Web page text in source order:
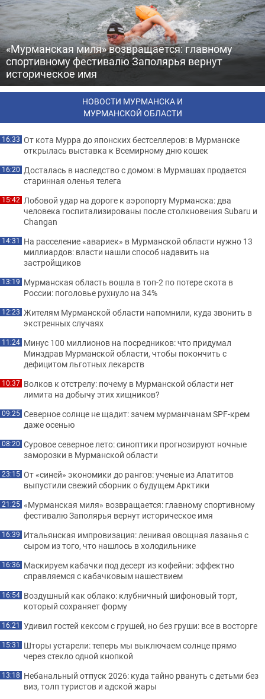
«Мурманская миля» возвращается: главному
спортивному фестивалю Заполярья вернут
историческое имя
НОВОСТИ МУРМАНСКА И
МУРМАНСКОЙ ОБЛАСТИ
16:33 От кота Мурра до японских бестселлеров: в Мурманске
открылась выставка к Всемирному дню кошек
16:20 Досталась в наследство с домом: в Мурмашах продается
старинная оленья телега
15:42 Лобовой удар на дороге к аэропорту Мурманска: два
человека госпитализированы после столкновения Subaru и
Changan
14:31 На расселение «авариек» в Мурманской области нужно 13
миллиардов: власти нашли способ надавить на
застройщиков
13:19 Мурманская область вошла в топ-2 по потере скота в
России: поголовье рухнуло на 34%
12:23 Жителям Мурманской области напомнили, куда звонить в
экстренных случаях
11:24 Минус 100 миллионов на посредников: что придумал
Минздрав Мурманской области, чтобы покончить с
дефицитом льготных лекарств
10:37 Волков к отстрелу: почему в Мурманской области нет
лимита на добычу этих хищников?
09:25 Северное солнце не щадит: зачем мурманчанам SPF-крем
даже осенью
08:20 Суровое северное лето: синоптики прогнозируют ночные
заморозки в Мурманской области
23:15 От «синей» экономики до рангов: ученые из Апатитов
выпустили свежий сборник о будущем Арктики
21:25 «Мурманская миля» возвращается: главному спортивному
фестивалю Заполярья вернут историческое имя
16:39 Итальянская импровизация: ленивая овощная лазанья с
сыром из того, что нашлось в холодильнике
16:36 Маскируем кабачки под десерт из кофейни: эффектно
справляемся с кабачковым нашествием
16:54 Воздушный как облако: клубничный шифоновый торт,
который сохраняет форму
16:21 Удивил гостей кексом с грушей, но без груши: все в восторге
15:31 Шторы устарели: теперь мы выключаем солнце прямо
через стекло одной кнопкой
13:18 Небанальный отпуск 2026: куда тайно рвануть с детьми без
виз, толп туристов и адской жары